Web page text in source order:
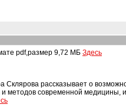
pdf,размер 9,72 МБ Здесь
Склярова рассказывает о
методов современной медицины,